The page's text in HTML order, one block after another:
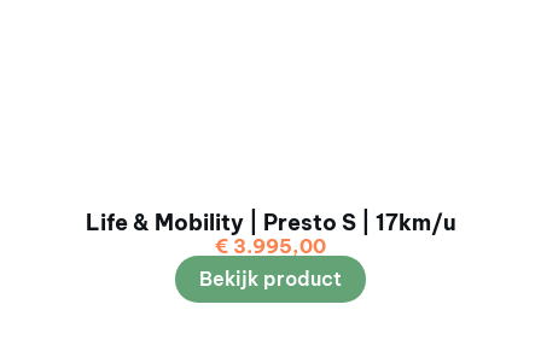
Life & Mobility | Presto S | 17km/u
€ 3.995,00
Bekijk product